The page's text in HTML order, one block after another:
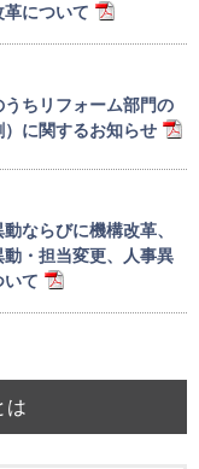
革について
ちリフォーム部門の
に関するお知らせ
ならびに機構改革、
・担当変更、人事異
いて
は